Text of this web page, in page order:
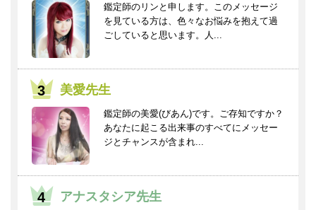
鑑定師のリンと申します。このメッセージ
を見ている方は、色々なお悩みを抱えて過
ごしていると思います。人...
美愛先生
鑑定師の美愛(びあん)です。ご存知ですか？
あなたに起こる出来事のすべてにメッセー
ジとチャンスが含まれ...
アナスタシア先生